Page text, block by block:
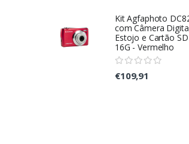
Kit Agfaphoto
com Câmera
Estojo e Cartão
16G - Vermelho
€109,91